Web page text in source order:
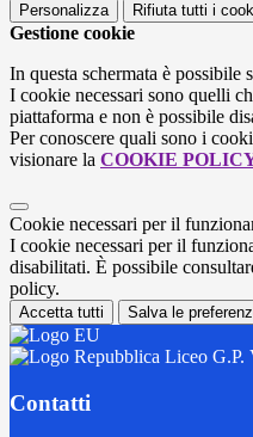
Personalizza Rifiuta tutti i
Gestione cookie
In questa schermata è possibile
I cookie necessari sono quelli
piattaforma e non è possibile
Per conoscere quali sono i
visionare la COOKIE
Cookie necessari per il
I cookie necessari per il
disabilitati. È possibile
policy.
Accetta tutti Salva le
Liceo G.P.
Contatti